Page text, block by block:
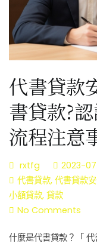
代書貸款
書貸款?
流程注意
rxtfg 2023-
代書貸款, 代書貸款
小額貸款, 貸款
No Comments
書
什麼是代書貸款？「